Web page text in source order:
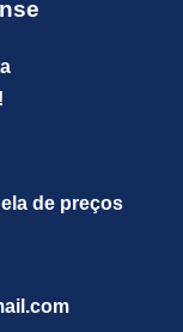
de preços
ail.com